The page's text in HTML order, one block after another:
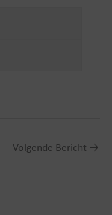
Volgende Bericht →